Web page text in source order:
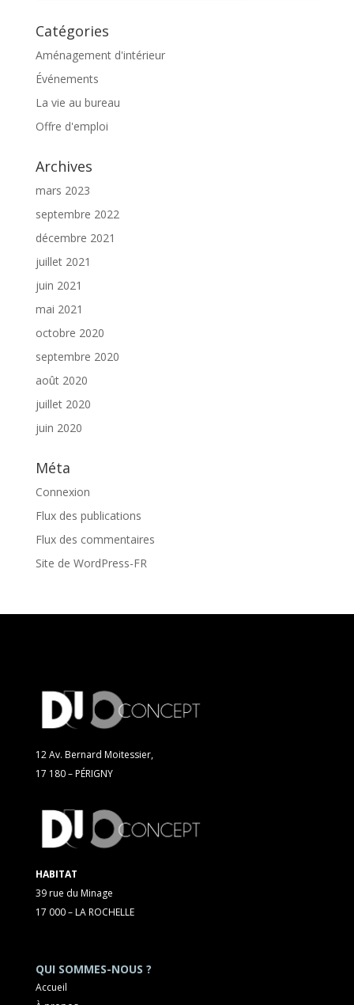
Catégories
Aménagement d'intérieur
Événements
La vie au bureau
Offre d'emploi
Archives
mars 2023
septembre 2022
décembre 2021
juillet 2021
juin 2021
mai 2021
octobre 2020
septembre 2020
août 2020
juillet 2020
juin 2020
Méta
Connexion
Flux des publications
Flux des commentaires
Site de WordPress-FR
12 Av. Bernard Moitessier,
17 180 – PÉRIGNY
HABITAT
39 rue du Minage
17 000 – LA ROCHELLE
QUI SOMMES-NOUS ?
Accueil